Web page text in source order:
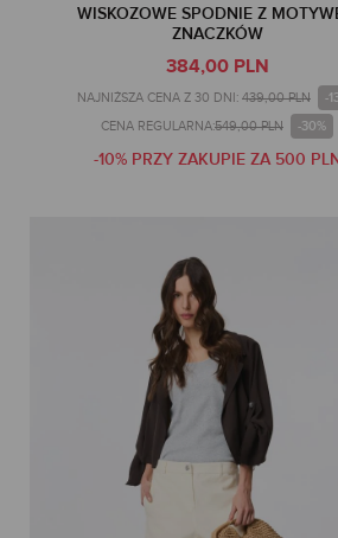
WISKOZOWE SPODNIE Z
ZNACZKÓW
384,00 PLN
NAJNIŻSZA CENA Z 30 DNI: 439,00 PLN -
CENA REGULARNA:549,00 PLN -30%
-10% PRZY ZAKUPIE ZA 500